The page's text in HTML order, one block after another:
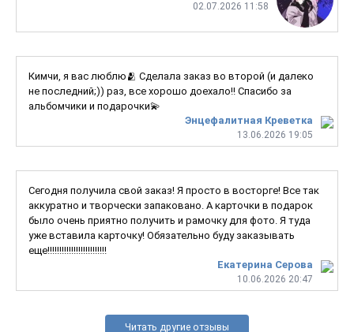
02.07.2026 11:58
Энцефалитная Креветка
13.06.2026 19:05
Кимчи, я вас люблю🫂 Сделала заказ во второй (и далеко
не последний;)) раз, все хорошо доехало!! Спасибо за
альбомчики и подарочки💫
Екатерина Серова
10.06.2026 20:47
Сегодня получила свой заказ! Я просто в восторге! Все так
аккуратно и творчески запаковано. А карточки в подарок
было очень приятно получить и рамочку для фото. Я туда
уже вставила карточку! Обязательно буду заказывать
еще!!!!!!!!!!!!!!!!!!!!!!!!!
Читать другие отзывы